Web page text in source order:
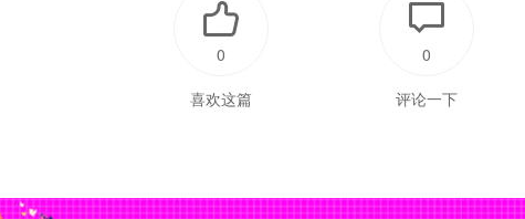
喜欢这篇
0
评论一下
0